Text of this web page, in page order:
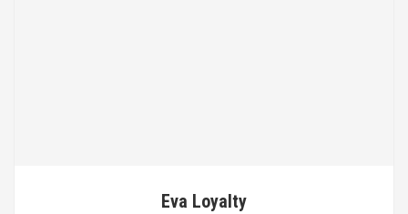
Eva Loyalty